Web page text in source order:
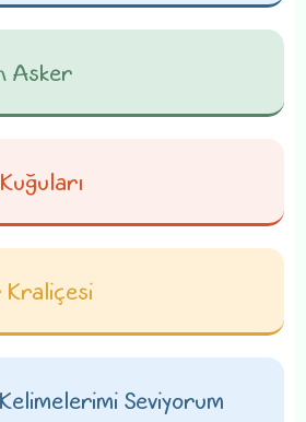
Asker
Seviyorum